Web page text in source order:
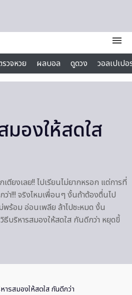
menu
รวจหวย ผลบอล ดูดวง
วอลเปเป
มองให้สดใส
เตียงเลย!! ไปเรียนไม่ยากหรอก แต่การที่
ว่า!!! จริงไหมเพื่อนๆ งั้นถ้าต้องตื่นไป
พร้อม อ่อนเพลีย ล้าไปซะหมด งั้น
บริหารสมองให้สดใส กันดีกว่า หยุดขี้
ารสมองให้สดใส กันดีกว่า